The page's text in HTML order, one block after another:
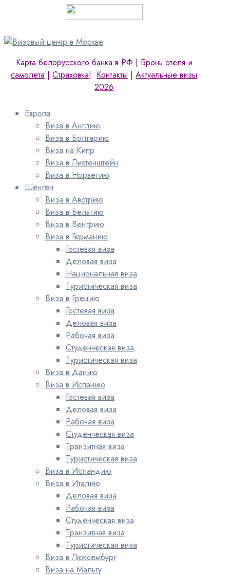
Карта белорусского банка в РФ | Бронь отеля и
самолета |Страховка| Контакты |Актуальные визы
2026
Европа
Виза в Англию
Виза в Болгарию
Виза на Кипр
Виза в Лихтенштейн
Виза в Норвегию
Шенген
Виза в Австрию
Виза в Бельгию
Виза в Венгрию
Виза в Германию
Гостевая виза
Деловая виза
Национальная виза
Туристическая виза
Виза в Грецию
Гостевая виза
Деловая виза
Рабочая виза
Студенческая виза
Туристическая виза
Виза в Данию
Виза в Испанию
Гостевая виза
Деловая виза
Рабочая виза
Студенческая виза
Транзитная виза
Туристическая виза
Виза в Исландию
Виза в Италию
Деловая виза
Рабочая виза
Студенческая виза
Транзитная виза
Туристическая виза
Виза в Люксембург
Виза на Мальту